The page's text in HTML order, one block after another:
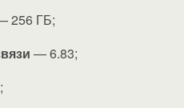
256 ГБ;
— 6.83;